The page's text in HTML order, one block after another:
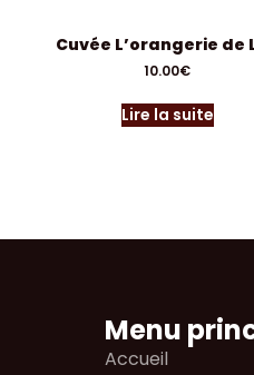
Cuvée L’orangerie de
10.00€
Lire la suite
Menu
Accueil